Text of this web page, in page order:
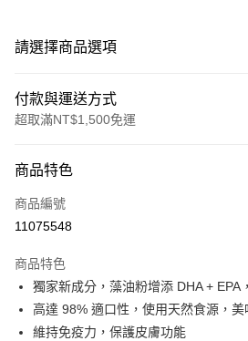
請選擇商品選項
付款與運送方式
超取滿NT$1,500免運
信用卡一次付款
超商取貨付款
Apple Pay
街口支付
商品特色
商品編號
11075548
商品特色
獨家新成分，藻油粉增添 DHA + EPA
高達 98% 適口性，使用天然食源，美
維持免疫力，保護皮膚功能